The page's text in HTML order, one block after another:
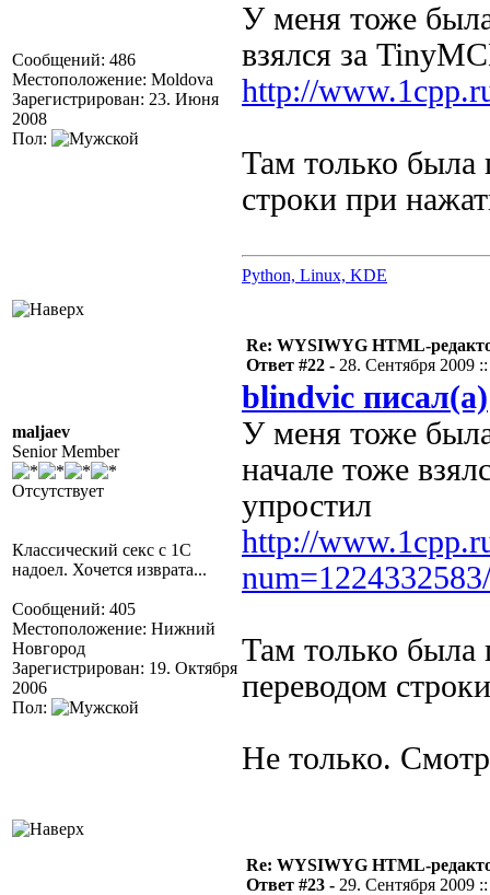
Сообщений: 486
Местоположение: Moldova
Зарегистрирован: 23. Июня
2008
Пол:
У меня тоже
взялся за
http://
Там только была
строки при
Python, Linux, KDE
maljaev
Senior Member
Отсутствует
Классический секс с 1С
надоел. Хочется изврата...
Сообщений: 405
Местоположение: Нижний
Новгород
Зарегистрирован: 19. Октября
2006
Пол:
Re: WYSIWYG HTML-
Ответ #22 - 28. Сентября 2009
blindvic писал(а)
У меня тоже
начале тоже
упростил
http://
Там только
переводом
Не только.
Re: WYSIWYG HTML-
Ответ #23 - 29. Сентября 2009